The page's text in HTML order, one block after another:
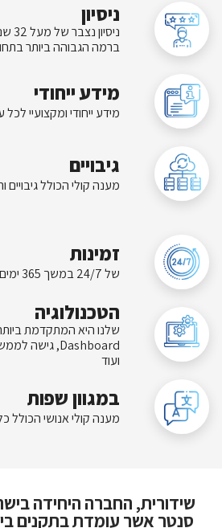
ניסיון
ברמה הגבוהה ביותר
מידע ייחודי
מידע ייחודי ומקצועיי
גיבויים
מענה קולי הכולל
זמינות
של 24/7 במשך 365 ימים בשנה ללא הפסקה
הטכנולוגיה
שלנו היא המתקדמת
ועוד
במגוון שפות
מענה קולי אנושי
שידורית, החברה היחידה
סנטר אשר עומדת בתקנים